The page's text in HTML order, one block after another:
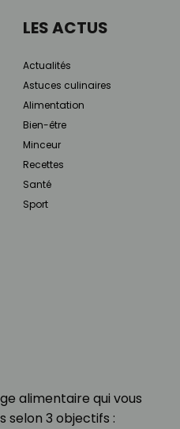
alimentaire qui vous
selon 3 objectifs :
LES ACTUS
Actualités
Astuces culinaires
Alimentation
Bien-être
Minceur
Recettes
Santé
Sport